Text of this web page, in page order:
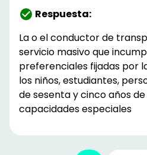
Respuesta:
La o el conductor de
servicio masivo que
preferenciales fijadas por
los niños, estudiantes,
de sesenta y cinco años
capacidades especiales